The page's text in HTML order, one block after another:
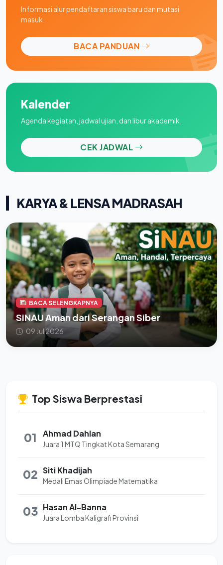
Informasi alur pendaftaran siswa baru dan mutasi
masuk.
BACA PANDUAN
Kalender
Agenda kegiatan, jadwal ujian, dan libur akademik.
CEK JADWAL
KARYA & LENSA MADRASAH
BACA SELENGKAPNYA
SiNAU Aman dari Serangan Siber
09 Jul 2026
Top Siswa Berprestasi
01 Ahmad Dahlan
Juara 1 MTQ Tingkat Kota Semarang
02 Siti Khadijah
Medali Emas Olimpiade Matematika
03 Hasan Al-Banna
Juara Lomba Kaligrafi Provinsi